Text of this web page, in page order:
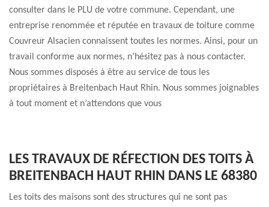
consulter dans le PLU de votre commune. Cependant, une
entreprise renommée et réputée en travaux de toiture comme
Couvreur Alsacien connaissent toutes les normes. Ainsi, pour un
travail conforme aux normes, n’hésitez pas à nous contacter.
Nous sommes disposés à être au service de tous les
propriétaires à Breitenbach Haut Rhin. Nous sommes joignables
à tout moment et n’attendons que vous
LES TRAVAUX DE RÉFECTION DES TOITS À
BREITENBACH HAUT RHIN DANS LE 68380
Les toits des maisons sont des structures qui ne sont pas